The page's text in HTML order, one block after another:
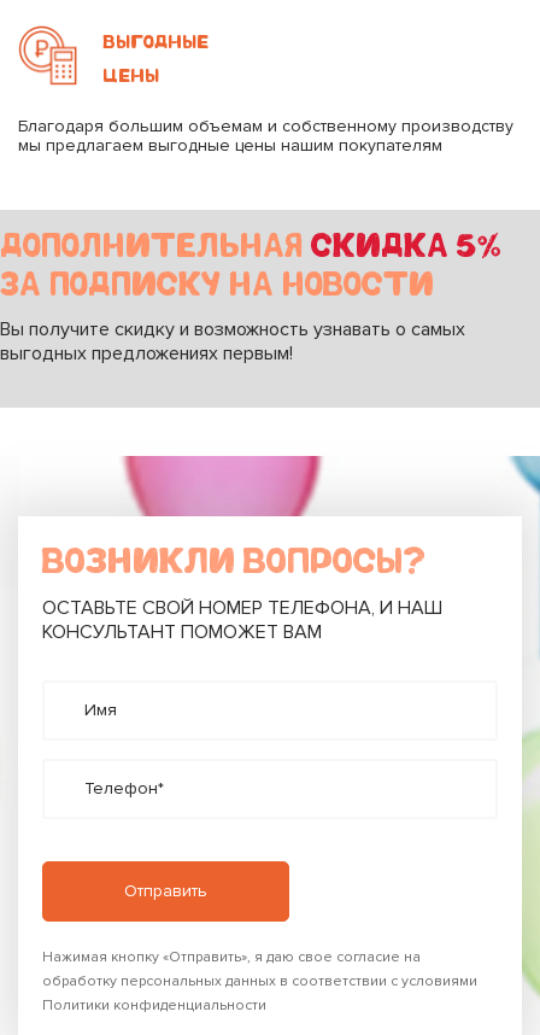
ВЫГОДНЫЕ
ЦЕНЫ
Благодаря большим объемам и собственному производству
мы предлагаем выгодные цены нашим покупателям
ДОПОЛНИТЕЛЬНАЯ СКИДКА 5%
ЗА ПОДПИСКУ НА НОВОСТИ
Вы получите скидку и возможность узнавать о самых
выгодных предложениях первым!
ВОЗНИКЛИ ВОПРОСЫ?
ОСТАВЬТЕ СВОЙ НОМЕР ТЕЛЕФОНА, И НАШ
КОНСУЛЬТАНТ ПОМОЖЕТ ВАМ
Имя
Телефон*
Нажимая кнопку «Отправить», я даю свое согласие на
обработку персональных данных в соответствии с условиями
Политики конфиденциальности